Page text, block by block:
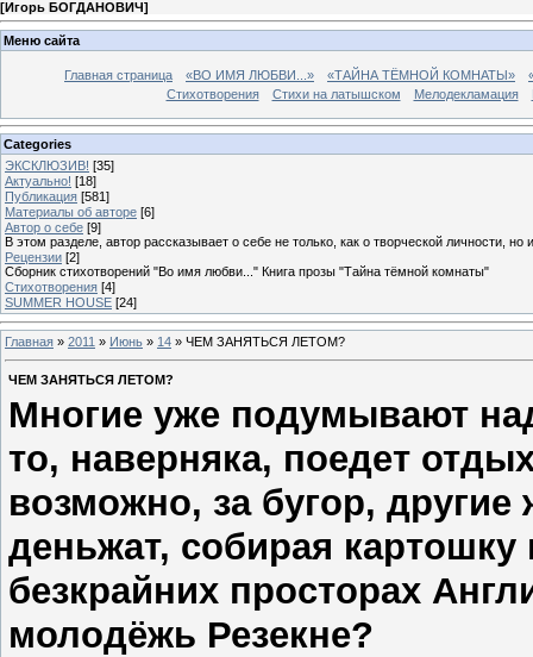
[Игорь БОГДАНОВИЧ]
Меню сайта
Главная страница «ВО ИМЯ ЛЮБВИ...» «ТАЙНА ТЁМНОЙ КОМНАТЫ»
Стихотворения
Стихи на латышском Мелодекламация
Categories
ЭКСКЛЮЗИВ! [35]
Актуально! [18]
Публикация [581]
Материалы об авторе [6]
Автор о себе [9]
В этом разделе, автор рассказывает о себе не только, как о творческой личности,
Рецензии [2]
Сборник стихотворений "Во имя любви..." Книга прозы "Тайна тёмной комнаты"
Стихотворения [4]
SUMMER HOUSE [24]
Главная » 2011 » Июнь » 14 » ЧЕМ ЗАНЯТЬСЯ ЛЕТОМ?
ЧЕМ ЗАНЯТЬСЯ ЛЕТОМ?
Многие уже подумывают
то, наверняка, поедет
возможно, за бугор, другие
деньжат, собирая
безкрайних просторах
молодёжь Резекне?